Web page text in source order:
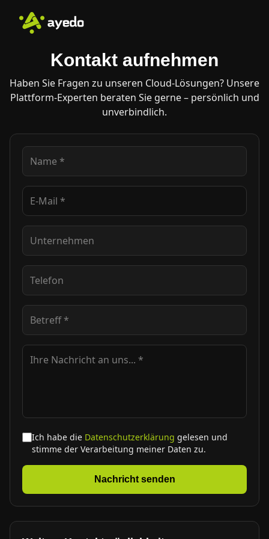
Kontakt aufnehmen
Haben Sie Fragen zu unseren Cloud-Lösungen? Unsere
Plattform-Experten beraten Sie gerne – persönlich und
unverbindlich.
Ich habe die Datenschutzerklärung gelesen und
stimme der Verarbeitung meiner Daten zu.
Nachricht senden